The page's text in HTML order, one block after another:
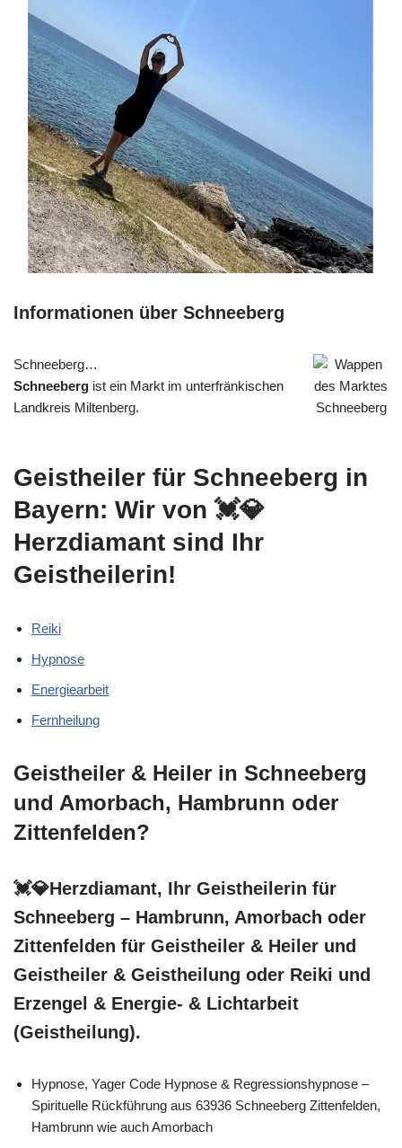
Informationen über Schneeberg
Schneeberg…
Schneeberg ist ein Markt im unterfränkischen
Landkreis Miltenberg.
Geistheiler für Schneeberg in
Bayern: Wir von 💓️💎
Herzdiamant sind Ihr
Geistheilerin!
Reiki
Hypnose
Energiearbeit
Fernheilung
Geistheiler & Heiler in Schneeberg
und Amorbach, Hambrunn oder
Zittenfelden?
💓️💎Herzdiamant, Ihr Geistheilerin für
Schneeberg – Hambrunn, Amorbach oder
Zittenfelden für Geistheiler & Heiler und
Geistheiler & Geistheilung oder Reiki und
Erzengel & Energie- & Lichtarbeit
(Geistheilung).
Hypnose, Yager Code Hypnose & Regressionshypnose –
Spirituelle Rückführung aus 63936 Schneeberg Zittenfelden,
Hambrunn wie auch Amorbach